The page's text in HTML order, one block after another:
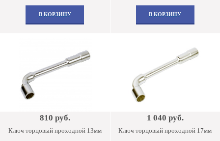
В КОРЗИНУ В КОРЗИНУ
810 руб.
Ключ торцовый проходной 13мм
1 040 руб.
Ключ торцовый проходной 17мм